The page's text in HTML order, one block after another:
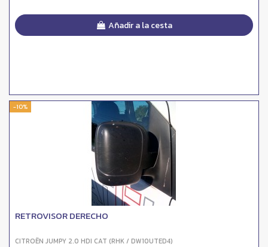
Añadir a la cesta
-10%
RETROVISOR DERECHO
CITROËN JUMPY 2.0 HDI CAT (RHK / DW10UTED4)